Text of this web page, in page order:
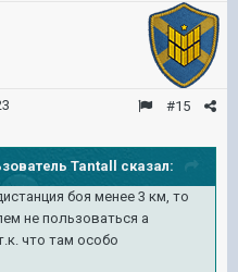
#15
Tantall сказал:
боя менее 3 км, то
не пользоваться а
что там особо